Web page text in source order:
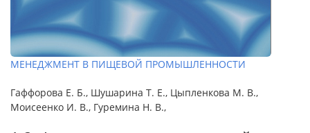
МЕНЕДЖМЕНТ В ПИЩЕВОЙ ПРОМЫШЛЕННОСТИ
Гаффорова Е. Б., Шушарина Т. Е., Цыпленкова М. В.,
Моисеенко И. В., Гуремина Н. В.,